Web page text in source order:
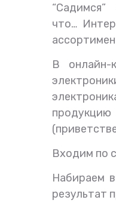
что…
В онлайн-
Входим по
Набираем
результат